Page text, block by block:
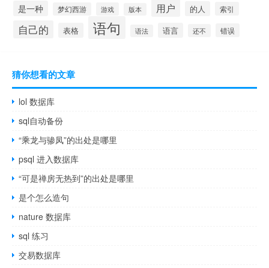
是一种
梦幻西游 游戏 版本 用户 的人 索引
自己的 表格 语句 语法 语言 还不 错误
猜你想看的文章
lol 数据库
sql自动备份
“乘龙与骖凤”的出处是哪里
psql 进入数据库
“可是禅房无热到”的出处是哪里
是个怎么造句
nature 数据库
sql 练习
交易数据库